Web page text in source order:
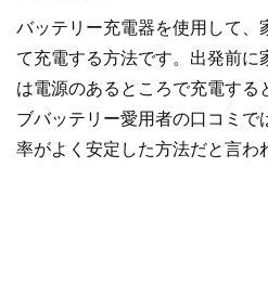
バッテリー充電器を使用して、
て充電する方法です。出発前に
は電源のあるところで充電する
ブバッテリー愛用者の口コミで
率がよく安定した方法だと言わ